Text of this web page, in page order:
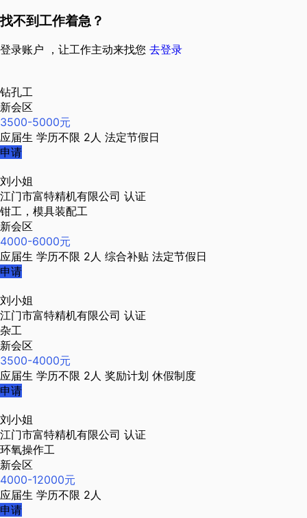
找不到工作着急？
登录账户 ，让工作主动来找您 去登录
钻孔工
新会区
3500-5000元
应届生 学历不限 2人 法定节假日
申请
刘小姐
江门市富特精机有限公司 认证
钳工，模具装配工
新会区
4000-6000元
应届生 学历不限 2人 综合补贴 法定节假日
申请
刘小姐
江门市富特精机有限公司 认证
杂工
新会区
3500-4000元
应届生 学历不限 2人 奖励计划 休假制度
申请
刘小姐
江门市富特精机有限公司 认证
环氧操作工
新会区
4000-12000元
应届生 学历不限 2人
申请